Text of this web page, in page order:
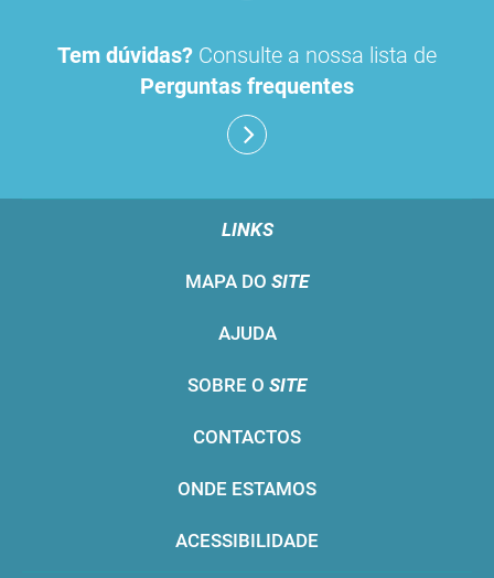
Tem dúvidas? Consulte a nossa lista de
Perguntas frequentes
LINKS
MAPA DO SITE
AJUDA
SOBRE O SITE
CONTACTOS
ONDE ESTAMOS
ACESSIBILIDADE